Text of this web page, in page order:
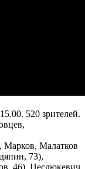
520 зрителей.
Малатков
73),
46), Цеслюкевич